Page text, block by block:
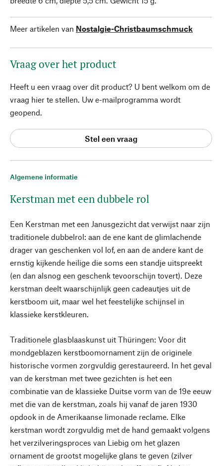
Algemene informatie
Kerstman met een dubbele rol
Een Kerstman met een Janusgezicht dat verwijst naar zijn
traditionele dubbelrol: aan de ene kant de glimlachende
drager van geschenken vol lof, en aan de andere kant de
ernstig kijkende heilige die soms een standje uitspreekt
(en dan alsnog een geschenk tevoorschijn tovert). Deze
kerstman deelt waarschijnlijk geen cadeautjes uit de
kerstboom uit, maar wel het feestelijke schijnsel in
klassieke kerstkleuren.
Traditionele glasblaaskunst uit Thüringen: Voor dit
mondgeblazen kerstboomornament zijn de originele
historische vormen zorgvuldig gerestaureerd. In het geval
van de kerstman met twee gezichten is het een
combinatie van de klassieke Duitse vorm van de 19e eeuw
met die van de kerstman, zoals hij vanaf de jaren 1930
opdook in de Amerikaanse limonade reclame. Elke
kerstman wordt zorgvuldig met de hand gemaakt volgens
het verzilveringsproces van Liebig om het glazen
ornament de grootst mogelijke glans te geven (zilver
Meer artikelen van Nostalgie-Christbaumschmuck
Vraag over het product
Heeft u een vraag over dit product? U bent welkom om de
vraag hier te stellen. Uw e-mailprogramma wordt
geopend.
Stel een vraag